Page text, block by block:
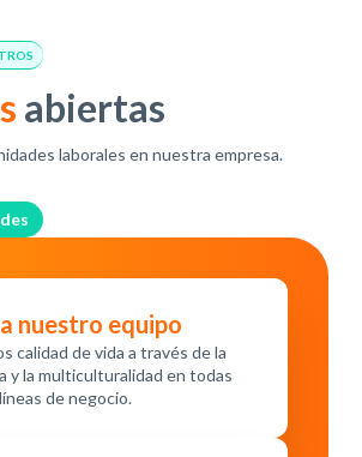
abiertas
laborales en nuestra empresa.
nuestro equipo
calidad de vida a través de la
y la multiculturalidad en todas
de negocio.